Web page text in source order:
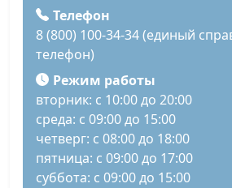
Телефон
8 (800) 100-34-34 (единый
телефон)
Режим работы
вторник: с 10:00 до 20:00
среда: с 09:00 до 15:00
четверг: с 08:00 до 18:00
пятница: с 09:00 до 17:00
суббота: с 09:00 до 15:00